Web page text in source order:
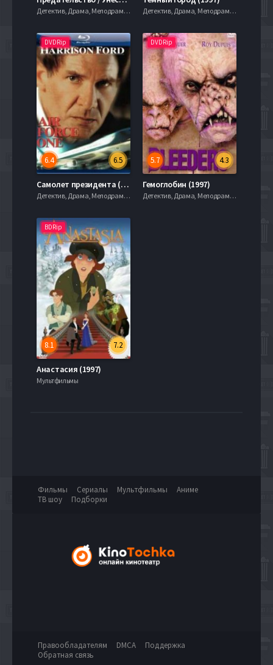
Детектив, Драма, Мелодрама, 720hd, mobilen Детектив, Драма, Мелодрама, 720hd, mobilen
DVDRip
6.5
6.4
Самолет президента (1997)
Детектив, Драма, Мелодрама, 720hd, mobilen
DVDRip
4.3
5.7
Гемоглобин (1997)
Детектив, Драма, Мелодрама, 720hd, mobilen
BDRip
7.2
8.1
Анастасия (1997)
Мультфильмы
Фильмы Сериалы Мультфильмы
Аниме
ТВ шоу
Подборки
Правообладателям DMCA
Поддержка
Обратная связь